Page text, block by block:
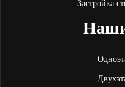
Застройка